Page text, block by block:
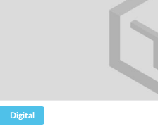
Digital